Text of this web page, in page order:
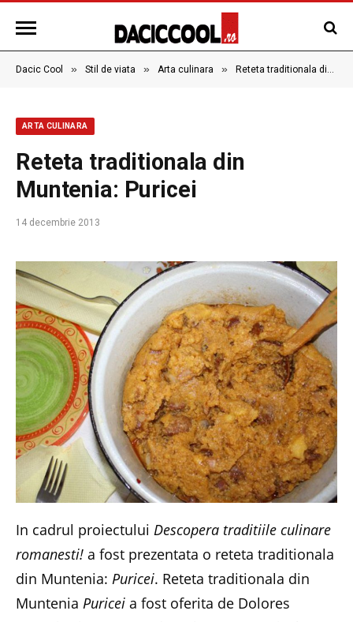
Dacic Cool » Stil de viata » Arta culinara » Reteta traditionala din Muntenia: Puricei
ARTA CULINARA
Reteta traditionala din
Muntenia: Puricei
14 decembrie 2013
In cadrul proiectului Descopera traditiile culinare
romanesti! a fost prezentata o reteta traditionala
din Muntenia: Puricei. Reteta traditionala din
Muntenia Puricei a fost oferita de Dolores